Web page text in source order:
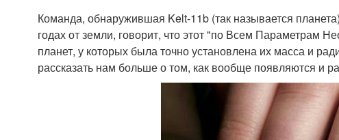
Команда, обнаружившая Kelt-11b (так называется
годах от земли, говорит, что этот "по Всем Параметрам
планет, у которых была точно установлена их масса и
рассказать нам больше о том, как вообще появляются и